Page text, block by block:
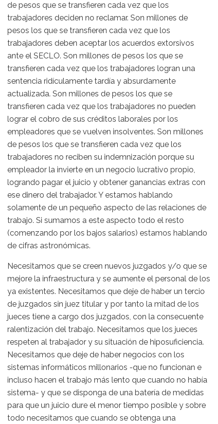
de pesos que se transfieren cada vez que los
trabajadores deciden no reclamar. Son millones de
pesos los que se transfieren cada vez que los
trabajadores deben aceptar los acuerdos extorsivos
ante el SECLO. Son millones de pesos los que se
transfieren cada vez que los trabajadores logran una
sentencia ridículamente tardía y absurdamente
actualizada. Son millones de pesos los que se
transfieren cada vez que los trabajadores no pueden
lograr el cobro de sus créditos laborales por los
empleadores que se vuelven insolventes. Son millones
de pesos los que se transfieren cada vez que los
trabajadores no reciben su indemnización porque su
empleador la invierte en un negocio lucrativo propio,
logrando pagar el juicio y obtener ganancias extras con
ese dinero del trabajador. Y estamos hablando
solamente de un pequeño aspecto de las relaciones de
trabajo. Si sumamos a este aspecto todo el resto
(comenzando por los bajos salarios) estamos hablando
de cifras astronómicas.
Necesitamos que se creen nuevos juzgados y/o que se
mejore la infraestructura y se aumente el personal de los
ya existentes. Necesitamos que deje de haber un tercio
de juzgados sin juez titular y por tanto la mitad de los
jueces tiene a cargo dos juzgados, con la consecuente
ralentización del trabajo. Necesitamos que los jueces
respeten al trabajador y su situación de hiposuficiencia.
Necesitamos que deje de haber negocios con los
sistemas informáticos millonarios -que no funcionan e
incluso hacen el trabajo más lento que cuando no había
sistema- y que se disponga de una batería de medidas
para que un juicio dure el menor tiempo posible y sobre
todo necesitamos que cuando se obtenga una